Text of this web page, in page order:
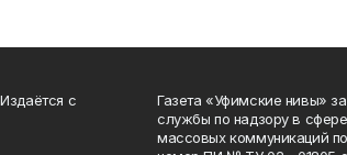
с
Газета «Уфимские нивы»
службы по надзору в
массовых коммуникаций